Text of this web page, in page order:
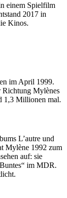
einem Spielfilm
2017 in
Kinos.
im April 1999.
Richtung Mylènes
1,3 Millionen mal.
L’autre und
Mylène 1992 zum
auf: sie
im MDR.